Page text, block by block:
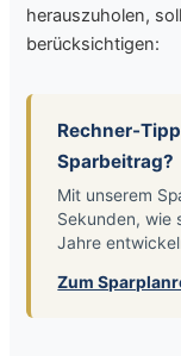
herauszuholen,
berücksichtigen:
Rechner-
Sparbeitrag?
Mit unserem
Sekunden, wie
Jahre
Zum